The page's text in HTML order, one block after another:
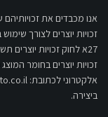
אנו מכבדים את זכויותיהם
זכויות יוצרים לצורך
זכויות יוצרים בחומר
אלקטרוני לכתובת:
ביצירה.